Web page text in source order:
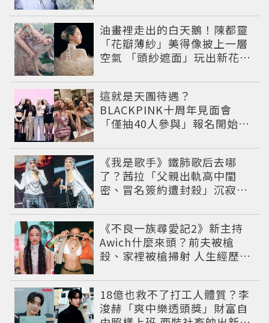
油畫裡走出的白天鵝！陳都靈
「花瓣薄紗」美得像披上一層
空氣 「頭紗遮面」玩出新花樣
這就是天團待遇？
BLACKPINK十周年見面會
「僅抽40人參與」報名開始到
《我是歌手》鐵肺歌后去哪
了？茜拉「父親出軌高中閨
密、冒名簽約遭封殺」沉寂12
《不良一族尋愛記2》新主持
Awich什麼來頭？前夫被槍
殺、家裡被槍掃射 人生經歷比
18億也救不了打工人體質？李
浚赫「爽中樂透頭獎」財富自